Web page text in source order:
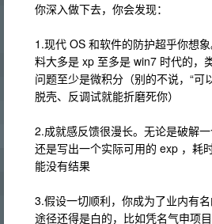
你深入做下去，你会发现：
1.现代 OS 和软件的防护超乎你想
料大多是 xp 至多是 win7 时代的，
问题至少是微积分（别的不说，“可
脱壳、反调试就能折磨死你）
2.成就感反馈很漫长。无论是破解
还是写出一个实际可用的 exp ，耗
能没有结果
3.假设一切顺利，你成为了业内有
途径还得是白的，比如凭名气申项